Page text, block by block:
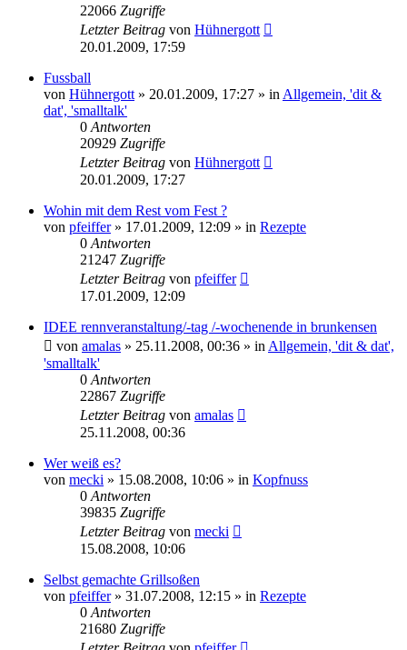
22066 Zugriffe
Letzter Beitrag von Hühnergott
20.01.2009, 17:59
Fussball
von Hühnergott » 20.01.2009, 17:27 » in Allgemein, 'dit &
dat', 'smalltalk'
0 Antworten
20929 Zugriffe
Letzter Beitrag von Hühnergott
20.01.2009, 17:27
Wohin mit dem Rest vom Fest ?
von pfeiffer» 17.01.2009, 12:09 » in Rezepte
0 Antworten
21247 Zugriffe
Letzter Beitrag von pfeiffer
17.01.2009, 12:09
IDEE rennveranstaltung/-tag /-wochenende in brunkensen
von amalas » 25.11.2008, 00:36 » in Allgemein, 'dit & dat',
'smalltalk'
0 Antworten
22867 Zugriffe
Letzter Beitrag von amalas
25.11.2008, 00:36
Wer weiß es?
von mecki » 15.08.2008, 10:06 » in Kopfnuss
0 Antworten
39835 Zugriffe
Letzter Beitrag von mecki
15.08.2008, 10:06
Selbst gemachte Grillsoßen
von pfeiffer» 31.07.2008, 12:15 » in Rezepte
0 Antworten
21680 Zugriffe